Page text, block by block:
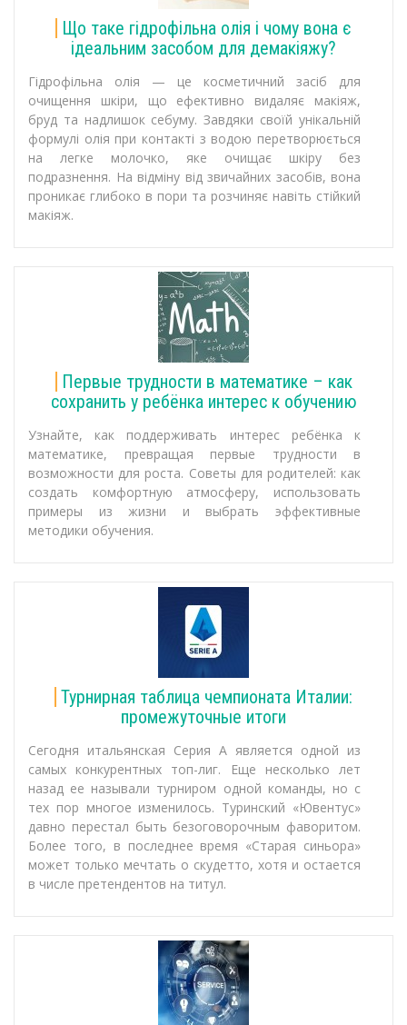
Що таке гідрофільна олія і чому вона є
ідеальним засобом для демакіяжу?
Гідрофільна олія — це косметичний засіб для
очищення шкіри, що ефективно видаляє макіяж,
бруд та надлишок себуму. Завдяки своїй унікальній
формулі олія при контакті з водою перетворюється
на легке молочко, яке очищає шкіру без
подразнення. На відміну від звичайних засобів, вона
проникає глибоко в пори та розчиняє навіть стійкий
макіяж.
Первые трудности в математике – как
сохранить у ребёнка интерес к обучению
Узнайте, как поддерживать интерес ребёнка к
математике, превращая первые трудности в
возможности для роста. Советы для родителей: как
создать комфортную атмосферу, использовать
примеры из жизни и выбрать эффективные
методики обучения.
Турнирная таблица чемпионата Италии:
промежуточные итоги
Сегодня итальянская Серия А является одной из
самых конкурентных топ-лиг. Еще несколько лет
назад ее называли турниром одной команды, но с
тех пор многое изменилось. Туринский «Ювентус»
давно перестал быть безоговорочным фаворитом.
Более того, в последнее время «Старая синьора»
может только мечтать о скудетто, хотя и остается
в числе претендентов на титул.